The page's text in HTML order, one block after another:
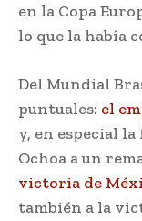
en la Copa
lo que la había
Del Mundial
puntuales: el
y, en especial
Ochoa a un
victoria de
también a la